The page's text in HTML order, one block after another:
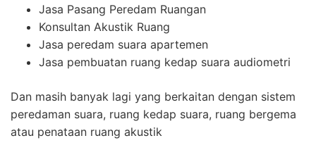
Jasa Pasang Peredam Ruangan
Konsultan Akustik Ruang
Jasa peredam suara apartemen
Jasa pembuatan ruang kedap suara audiometri
Dan masih banyak lagi yang berkaitan dengan sistem
peredaman suara, ruang kedap suara, ruang bergema
atau penataan ruang akustik